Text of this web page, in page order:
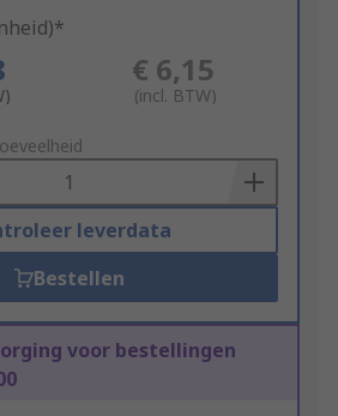
€ 6,15
(incl. BTW)
leverdata
Bestellen
voor bestellingen